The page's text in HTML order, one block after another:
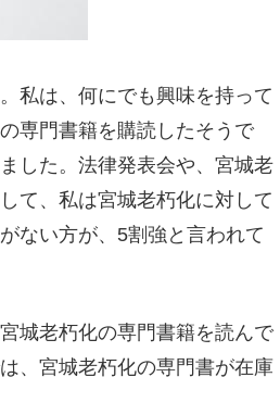
私は、何にでも興味を持って
専門書籍を購読したそうで
した。法律発表会や、宮城老
て、私は宮城老朽化に対して
ない方が、5割強と言われて
城老朽化の専門書籍を読んで
、宮城老朽化の専門書が在庫